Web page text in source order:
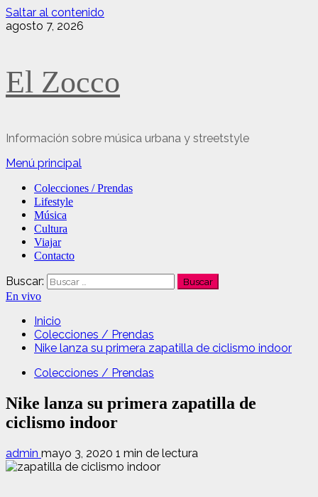
Saltar al contenido
agosto 7, 2026
El Zocco
Información sobre música urbana y streetstyle
Menú principal
Colecciones / Prendas
Lifestyle
Música
Cultura
Viajar
Contacto
Buscar:
En vivo
Inicio
Colecciones / Prendas
Nike lanza su primera zapatilla de ciclismo indoor
Colecciones / Prendas
Nike lanza su primera zapatilla de
ciclismo indoor
admin mayo 3, 2020 1 min de lectura